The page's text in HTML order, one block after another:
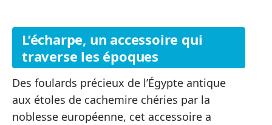
L’écharpe, un accessoire qui
traverse les époques
Des foulards précieux de l’Égypte antique
aux étoles de cachemire chéries par la
noblesse européenne, cet accessoire a